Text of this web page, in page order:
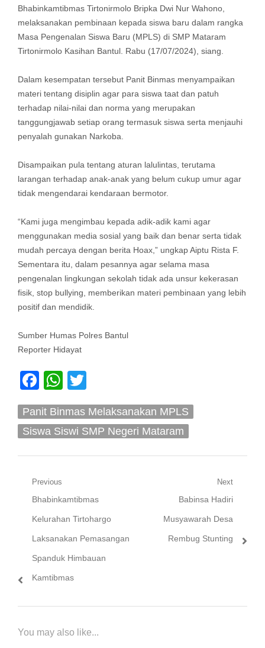
Bhabinkamtibmas Tirtonirmolo Bripka Dwi Nur Wahono,
melaksanakan pembinaan kepada siswa baru dalam rangka
Masa Pengenalan Siswa Baru (MPLS) di SMP Mataram
Tirtonirmolo Kasihan Bantul. Rabu (17/07/2024), siang.
Dalam kesempatan tersebut Panit Binmas menyampaikan
materi tentang disiplin agar para siswa taat dan patuh
terhadap nilai-nilai dan norma yang merupakan
tanggungjawab setiap orang termasuk siswa serta menjauhi
penyalah gunakan Narkoba.
Disampaikan pula tentang aturan lalulintas, terutama
larangan terhadap anak-anak yang belum cukup umur agar
tidak mengendarai kendaraan bermotor.
“Kami juga mengimbau kepada adik-adik kami agar
menggunakan media sosial yang baik dan benar serta tidak
mudah percaya dengan berita Hoax,” ungkap Aiptu Rista F.
Sementara itu, dalam pesannya agar selama masa
pengenalan lingkungan sekolah tidak ada unsur kekerasan
fisik, stop bullying, memberikan materi pembinaan yang lebih
positif dan mendidik.
Sumber Humas Polres Bantul
Reporter Hidayat
Facebook
WhatsApp
Panit Binmas Melaksanakan MPLS
Siswa Siswi SMP Negeri Mataram
Navigasi
pos
Previous
Previous
post:
Bhabinkamtibmas
Kelurahan Tirtohargo
Laksanakan Pemasangan
Spanduk Himbauan
Kamtibmas
Next
Next
post:
Babinsa Hadiri
Musyawarah Desa
Rembug Stunting
You may also like...